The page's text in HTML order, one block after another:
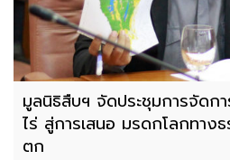
มูลนิธิสืบฯ จัดประชุมการจัดก
ไร่ สู่การเสนอ มรดกโลกทาง
ตก